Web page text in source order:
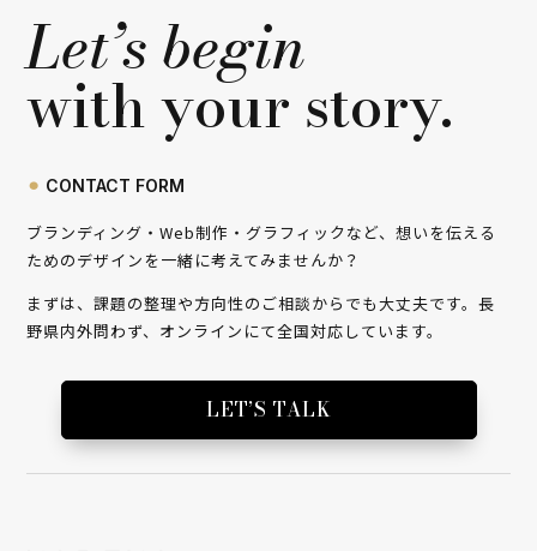
Let’s begin
with your story.
⚫︎ CONTACT FORM
ブランディング・Web制作・グラフィックなど、想いを伝える
ためのデザインを一緒に考えてみませんか？
まずは、課題の整理や方向性のご相談からでも大丈夫です。長
野県内外問わず、オンラインにて全国対応しています。
LET’S TALK